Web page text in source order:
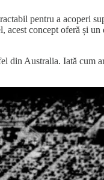
pentru a acoperi
concept oferă și
din Australia. Iată cum